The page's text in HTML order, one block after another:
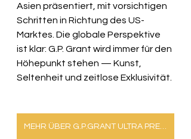
Asien präsentiert, mit vorsichtigen
Schritten in Richtung des US-
Marktes. Die globale Perspektive
ist klar: G.P. Grant wird immer für den
Höhepunkt stehen — Kunst,
Seltenheit und zeitlose Exklusivität.
MEHR ÜBER G.P.GRANT ULTRA PREMIUM ZIGARREN